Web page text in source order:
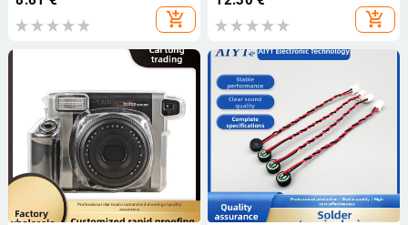
add_shopping_cart add_shopping_cart